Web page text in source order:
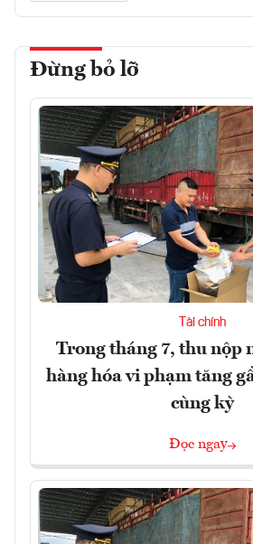
Đừng bỏ lỡ
Tài chính
Trong tháng 7, thu nộp
hàng hóa vi phạm tăng
cùng kỳ
Đọc ngay